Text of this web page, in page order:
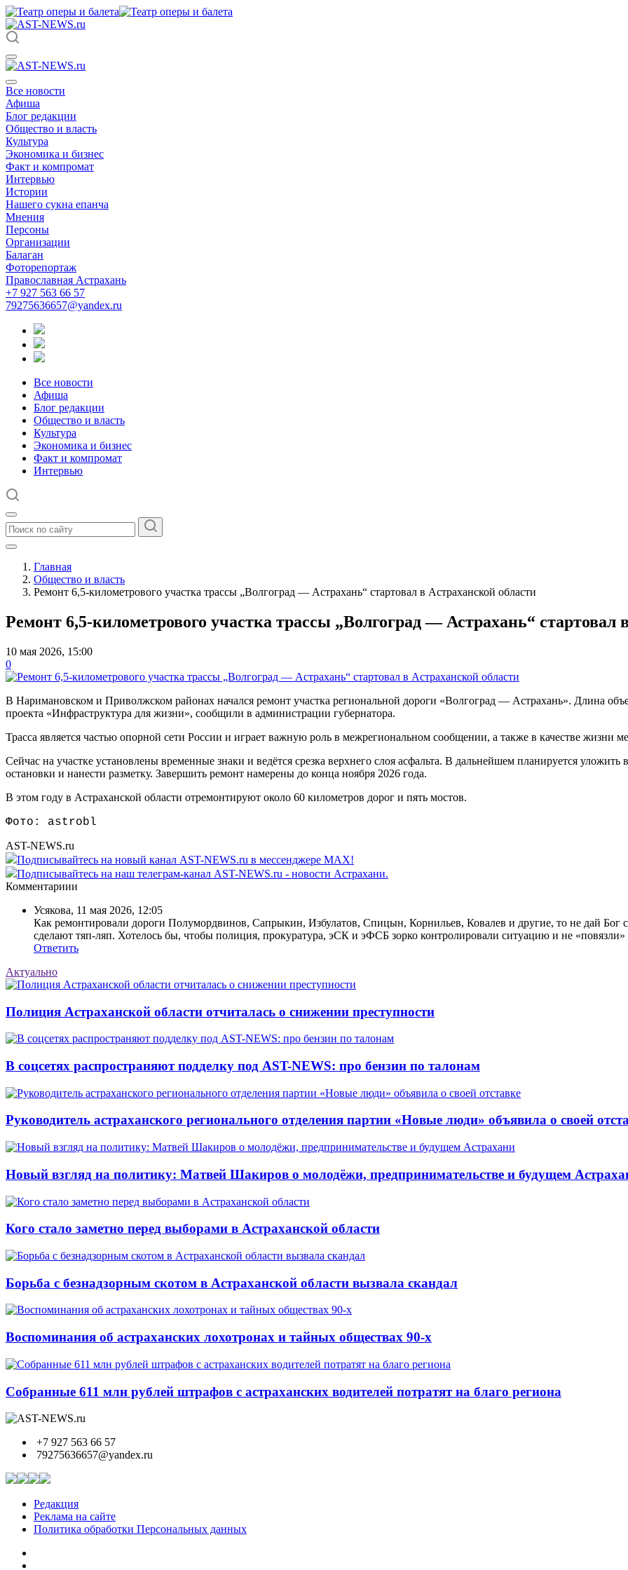
Все новости
Афиша
Блог редакции
Общество и власть
Культура
Экономика и бизнес
Факт и компромат
Интервью
Истории
Нашего сукна епанча
Мнения
Персоны
Организации
Балаган
Фоторепортаж
Православная Астрахань
+7 927 563 66 57
79275636657@yandex.ru
Все новости
Афиша
Блог редакции
Общество и власть
Культура
Экономика и бизнес
Факт и компромат
Интервью
Главная
Общество и власть
Ремонт 6,5‑километрового участка трассы „Волгоград — Астрахань“ стартовал в Астраханской области
Ремонт 6,5‑километрового участка трассы „Волгоград — Астрахань“ стартовал
10 мая 2026, 15:00
0
В Наримановском и Приволжском районах начался ремонт участка региональной дороги «Волгоград — Астрахань». Длина
проекта «Инфраструктура для жизни», сообщили в администрации губернатора.
Трасса является частью опорной сети России и играет важную роль в межрегиональном сообщении, а также в качестве жизни
Сейчас на участке установлены временные знаки и ведётся срезка верхнего слоя асфальта. В дальнейшем планируется
остановки и нанести разметку. Завершить ремонт намерены до конца ноября 2026 года.
В этом году в Астраханской области отремонтируют около 60 километров дорог и пять мостов.
Фото: astrobl
AST-NEWS.ru
Подписывайтесь на новый канал AST-NEWS.ru в мессенджере MAX!
Подписывайтесь на наш телеграм-канал AST-NEWS.ru - новости Астрахани.
Комментариии
Усякова, 11 мая 2026, 12:05
Как ремонтировали дороги Полумордвинов, Сапрыкин, Избулатов, Спицын, Корнильев, Ковалев и другие, то не дай Бог
сделают тяп-ляп. Хотелось бы, чтобы полиция, прокуратура, эСК и эФСБ зорко контролировали ситуацию и не «повязли»
Ответить
Актуально
Полиция Астраханской области отчиталась о снижении преступности
В соцсетях распространяют подделку под AST-NEWS: про бензин по талонам
Руководитель астраханского регионального отделения партии «Новые люди» объявила о своей
Новый взгляд на политику: Матвей Шакиров о молодёжи, предпринимательстве и будущем
Кого стало заметно перед выборами в Астраханской области
Борьба с безнадзорным скотом в Астраханской области вызвала скандал
Воспоминания об астраханских лохотронах и тайных обществах 90-х
Собранные 611 млн рублей штрафов с астраханских водителей потратят на благо региона
+7 927 563 66 57
79275636657@yandex.ru
Редакция
Реклама на сайте
Политика обработки Персональных данных